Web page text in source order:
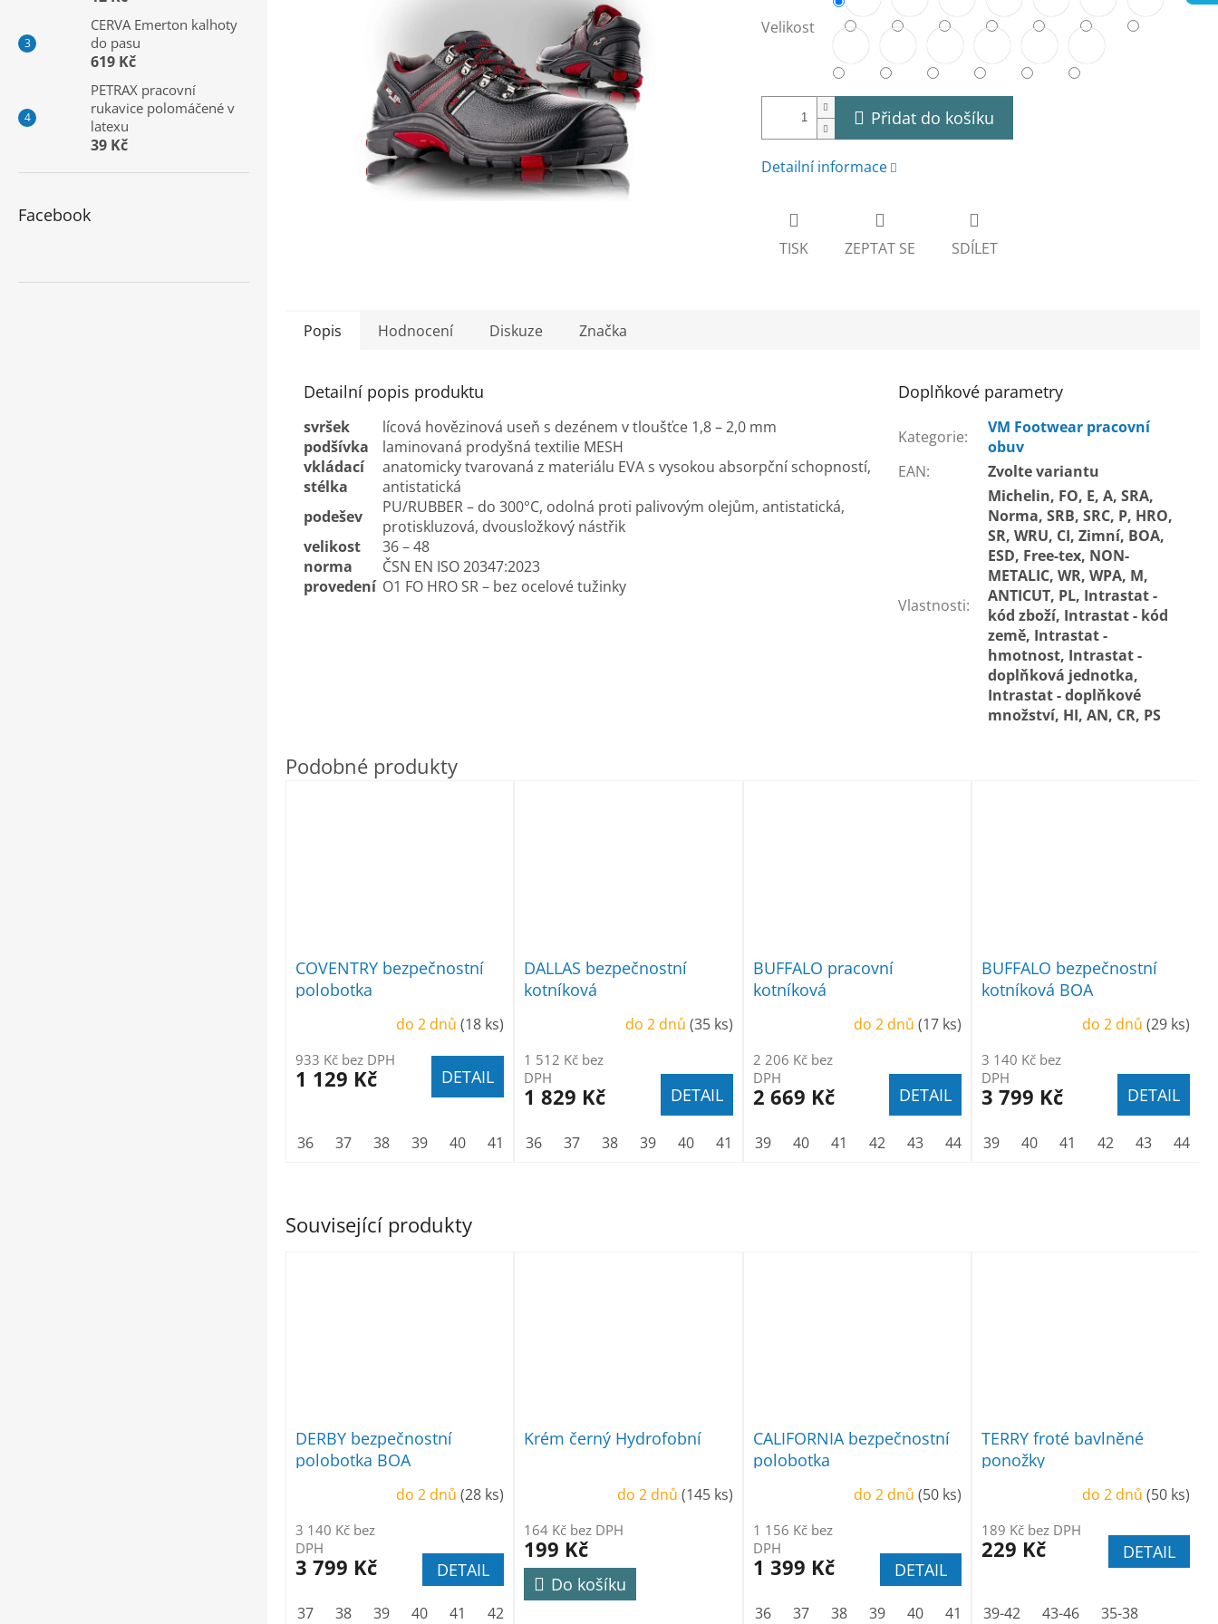
CERVA Emerton kalhoty
do pasu
619 Kč
PETRAX pracovní
rukavice polomáčené v
latexu
39 Kč
Facebook
Velikost
Přidat do košíku
Detailní informace
TISK ZEPTAT SE SDÍLET
Související produkty
DERBY bezpečnostní
polobotka BOA
do 2 dnů(28 ks)
3 140 Kč bez
DPH
3 799 Kč DETAIL
37 38 39 40 41 42
Krém černý Hydrofobní
do 2 dnů (145 ks)
164 Kč bez DPH
199 Kč
Do košíku
CALIFORNIA bezpečnostní
polobotka
do 2 dnů (50 ks)
1 156 Kč bez
DPH
1 399 Kč DETAIL
36 37 38 39 40 41 42 44 45 46
TERRY froté bavlněné
ponožky
do 2 dnů (50 ks)
189 Kč bez DPH
229 Kč DETAIL
39-42 43-46 35-38
Popis Hodnocení Diskuze Značka
Detailní popis produktu
svršek
lícová hovězinová useň s dezénem v tloušťce 1,8 – 2,0 mm
podšívka
laminovaná prodyšná textilie MESH
vkládací
stélka
anatomicky tvarovaná z materiálu EVA s vysokou absorpční schopností,
antistatická
podešev
PU/RUBBER – do 300°C, odolná proti palivovým olejům, antistatická,
protiskluzová, dvousložkový nástřik
velikost
36 – 48
norma
ČSN EN ISO 20347:2023
provedení O1 FO HRO SR – bez ocelové tužinky
Doplňkové parametry
Kategorie:
VM Footwear pracovní
obuv
EAN: Zvolte variantu
Vlastnosti:
Michelin, FO, E, A, SRA,
Norma, SRB, SRC, P, HRO,
SR, WRU, CI, Zimní, BOA,
ESD, Free-tex, NON-
METALIC, WR, WPA, M,
ANTICUT, PL, Intrastat -
kód zboží, Intrastat - kód
země, Intrastat -
hmotnost, Intrastat -
doplňková jednotka,
Intrastat - doplňkové
množství, HI, AN, CR, PS
COVENTRY bezpečnostní
polobotka
do 2 dnů(18 ks)
933 Kč bez DPH
1 129 Kč DETAIL
36 37 38 39 40 41 42 43 44 45 46 47 48
DALLAS bezpečnostní
kotníková
do 2 dnů (35 ks)
1 512 Kč bez
DPH
1 829 Kč DETAIL
36 37 38 39 40 41 42 43 44 45 46 47 48
BUFFALO pracovní
kotníková
do 2 dnů (17 ks)
2 206 Kč bez
DPH
2 669 Kč DETAIL
39 40 41 42 43 44 45 46 47 48
BUFFALO bezpečnostní
kotníková BOA
do 2 dnů (29 ks)
3 140 Kč bez
DPH
3 799 Kč DETAIL
39 40 41 42 43 44